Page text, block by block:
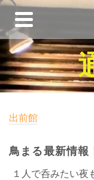
出前館
鳥まる最新情報
１人で呑みたい夜